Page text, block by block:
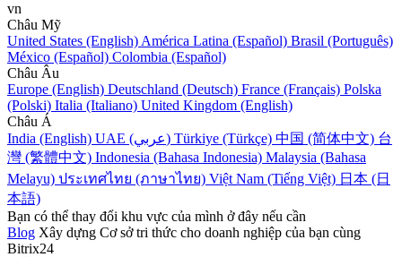
vn
Châu Mỹ
United States (English) América Latina (Español) Brasil (Português)
México (Español) Colombia (Español)
Châu Âu
Europe (English) Deutschland (Deutsch) France (Français) Polska
(Polski) Italia (Italiano) United Kingdom (English)
Châu Á
India (English)
UAE (عربي) Türkiye (Türkçe) 中国 (简体中文) 台
灣 (繁體中文) Indonesia (Bahasa Indonesia) Malaysia (Bahasa
Melayu) ประเทศไทย (ภาษาไทย) Việt Nam (Tiếng Việt) 日本 (日
本語)
Bạn có thể thay đổi khu vực của mình ở đây nếu cần
Blog Xây dựng Cơ sở tri thức cho doanh nghiệp của bạn cùng
Bitrix24